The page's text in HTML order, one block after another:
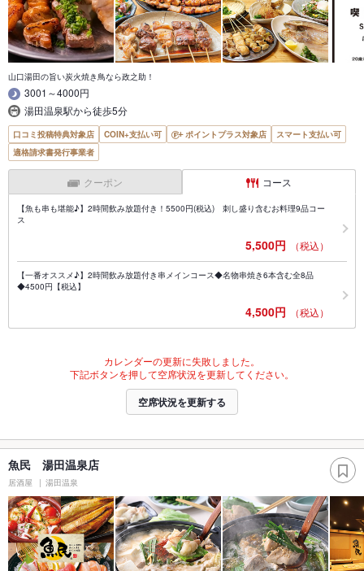
山口湯田の旨い炭火焼き鳥なら政之助！
3001～4000円
湯田温泉駅から徒歩5分
口コミ投稿特典対象店 COIN+支払い可 ポイントプラス対象店
スマート支払い可
適格請求書発行事業者
クーポン コース
【魚も串も堪能♪】2時間飲み放題付き！5500円(税込) 刺し盛り含むお料理9品コー
ス
5,500円 （税込）
【一番オススメ♪】2時間飲み放題付き串メインコース◆名物串焼き6本含む全8品
◆4500円【税込】
4,500円 （税込）
カレンダーの更新に失敗しました。
下記ボタンを押して空席状況を更新してください。
空席状況を更新する
魚民 湯田温泉店
居酒屋 湯田温泉